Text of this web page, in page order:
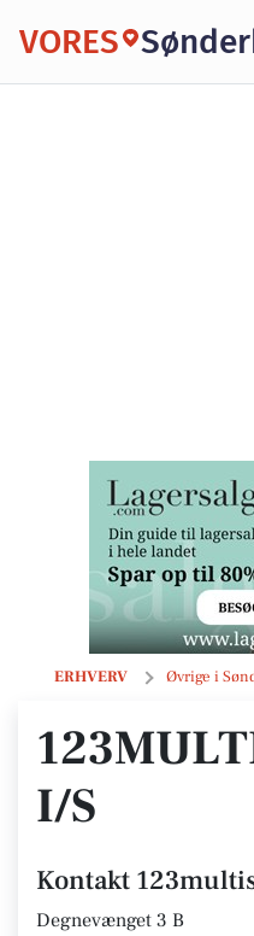
VORES
ERHVERV Øvrige i
123multiservice I/S
I/S
Kontakt
Degnevænget 3 B